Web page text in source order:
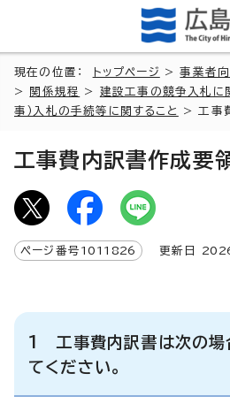
現在の位置： トップページ >事業者
>
関係規程 > 建設工事の競争入札に
事）入札の手続等に関すること
> 工事
工事費内訳書作成要
ページ番号 1011826 更新日
1 工事費内訳書は次の場
てください。